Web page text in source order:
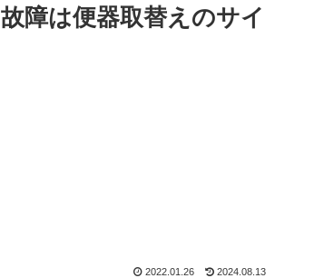
障は便器取替えのサイ
2022.01.26 2024.08.13